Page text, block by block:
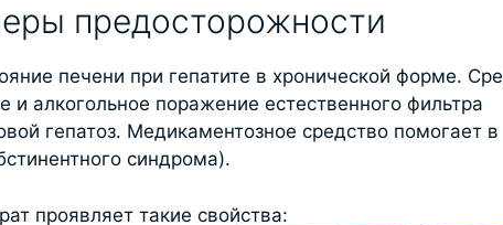
предосторожности
печени при гепатите в хронической форме.
и алкогольное поражение естественного фильтра
гепатоз. Медикаментозное средство помогает в
синдрома).
проявляет такие свойства: